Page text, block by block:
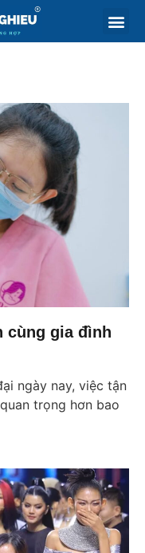
cùng gia đình
ngày nay, việc tận
trọng hơn bao